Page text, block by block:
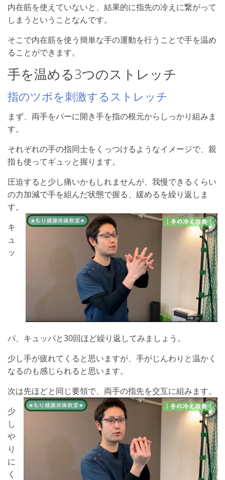
内在筋を使えていないと、結果的に指先の冷えに繋がって
しまうということなんです。
そこで内在筋を使う簡単な手の運動を行うことで手を温め
ることができます。
手を温める3つのストレッチ
指のツボを刺激するストレッチ
まず、両手をパーに開き手を指の根元からしっかり組みま
す。
それぞれの手の指同士をくっつけるようなイメージで、親
指も使ってギュッと握ります。
圧迫すると少し痛いかもしれませんが、我慢できるくらい
の力加減で手を組んだ状態で握る、緩めるを繰り返しま
す。
キ
ュ
ッ
パ、キュッパと30回ほど繰り返してみましょう。
少し手が疲れてくると思いますが、手がじんわりと温かく
なるのも感じられると思います。
次は先ほどと同じ要領で、両手の指先を交互に組みます。
少
し
や
り
に
く